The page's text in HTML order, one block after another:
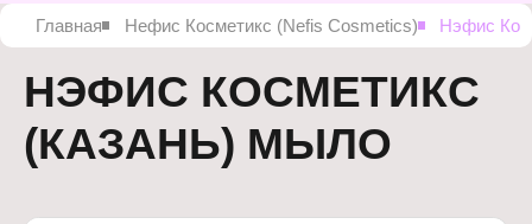
Главная Нефис Косметикс (Nefis Cosmetics) Нэфис
НЭФИС КОСМЕТИКС
(КАЗАНЬ) МЫЛО